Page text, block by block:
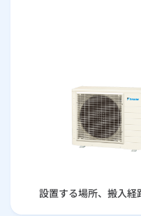
設置する場所、搬入